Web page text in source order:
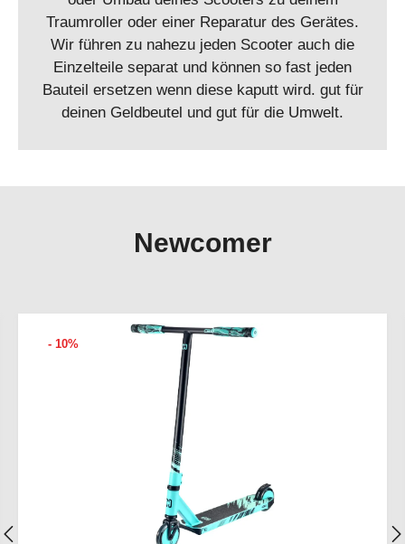
Traumroller oder einer Reparatur des Gerätes.
Wir führen zu nahezu jeden Scooter auch die
Einzelteile separat und können so fast jeden
Bauteil ersetzen wenn diese kaputt wird. gut für
deinen Geldbeutel und gut für die Umwelt.
Newcomer
- 10%